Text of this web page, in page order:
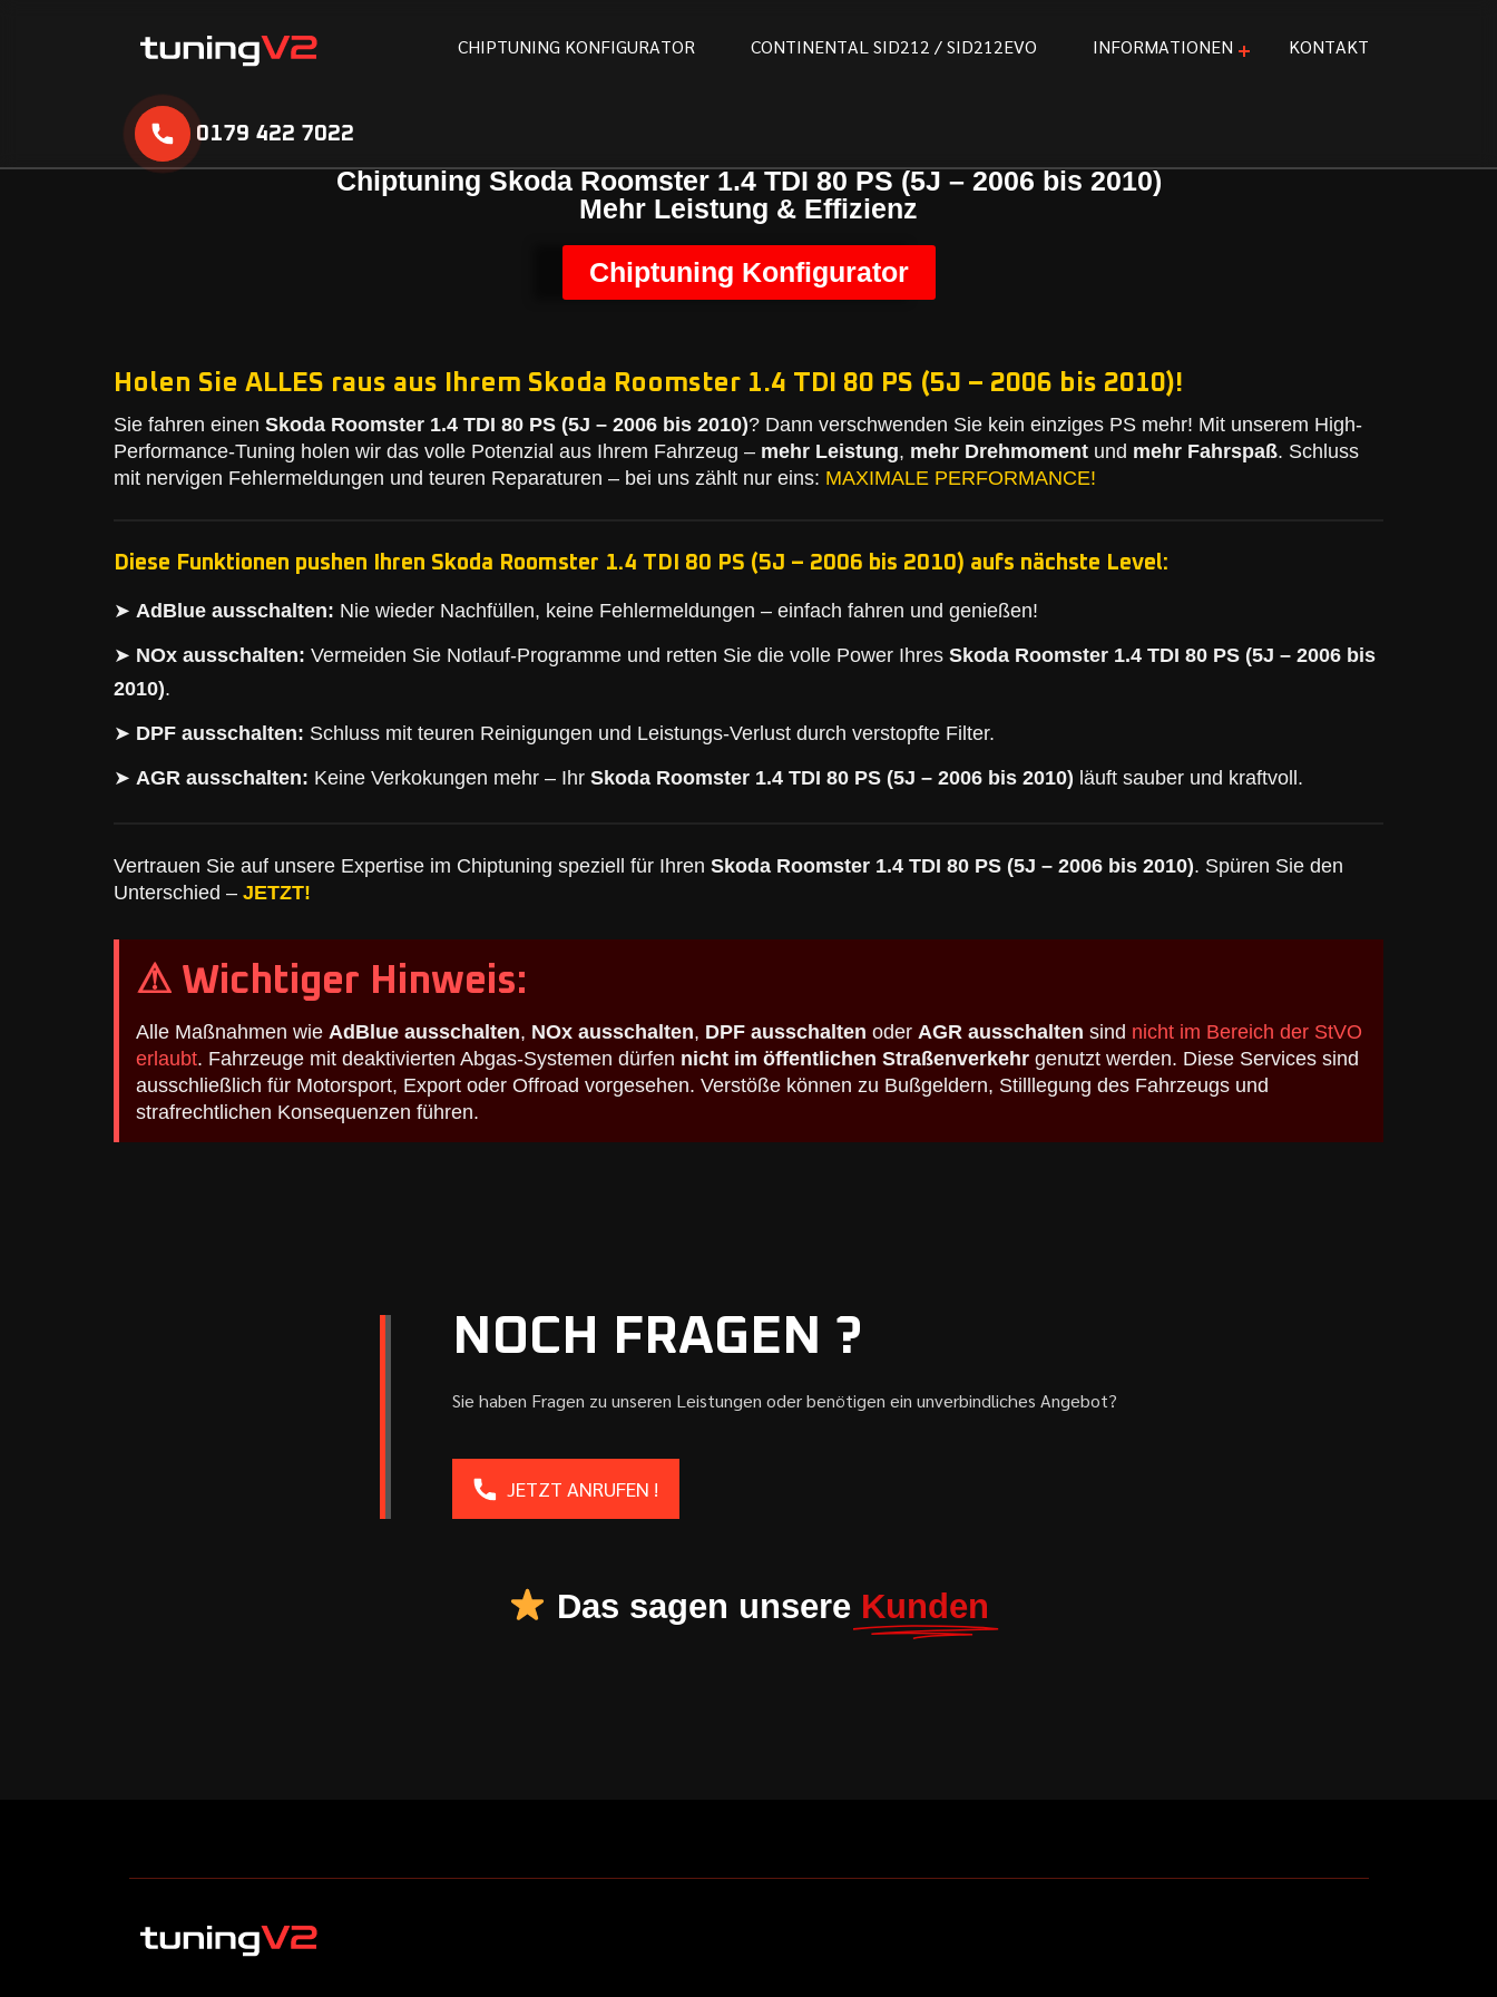
CHIPTUNING KONFIGURATOR CONTINENTAL SID21 2 / SID21 2EVO INFORMATIONEN KONTAKT
0179 422 7022
Chiptuning Skoda Roomster 1.4 TDI 80 PS (5J – 2006 bis 2010)
Mehr Leistung & Effizienz
Chiptuning Konfigurator
Holen Sie ALLES raus aus Ihrem Skoda Roomster 1.4 TDI 80 PS (5J – 2006 bis 2010)!
Sie fahren einen Skoda Roomster 1.4 TDI 80 PS (5J – 2006 bis 2010)? Dann verschwenden Sie kein einziges PS mehr! Mit unserem High-
Performance-Tuning holen wir das volle Potenzial aus Ihrem Fahrzeug – mehr Leistung, mehr Drehmoment und mehr Fahrspaß. Schluss
mit nervigen Fehlermeldungen und teuren Reparaturen – bei uns zählt nur eins: MAXIMALE PERFORMANCE!
Diese Funktionen pushen Ihren Skoda Roomster 1.4 TDI 80 PS (5J – 2006 bis 2010) aufs nächste Level:
➤ AdBlue ausschalten: Nie wieder Nachfüllen, keine Fehlermeldungen – einfach fahren und genießen!
➤ NOx ausschalten: Vermeiden Sie Notlauf-Programme und retten Sie die volle Power Ihres Skoda Roomster 1.4 TDI 80 PS (5J – 2006 bis
2010).
➤ DPF ausschalten: Schluss mit teuren Reinigungen und Leistungs-Verlust durch verstopfte Filter.
➤ AGR ausschalten: Keine Verkokungen mehr – Ihr Skoda Roomster 1.4 TDI 80 PS (5J – 2006 bis 2010) läuft sauber und kraftvoll.
Vertrauen Sie auf unsere Expertise im Chiptuning speziell für Ihren Skoda Roomster 1.4 TDI 80 PS (5J – 2006 bis 2010). Spüren Sie den
Unterschied – JETZT!
⚠ Wichtiger Hinweis:
Alle Maßnahmen wie AdBlue ausschalten, NOx ausschalten, DPF ausschalten oder AGR ausschalten sind nicht im Bereich der StVO
erlaubt. Fahrzeuge mit deaktivierten Abgas-Systemen dürfen nicht im öffentlichen Straßenverkehr genutzt werden. Diese Services sind
ausschließlich für Motorsport, Export oder Offroad vorgesehen. Verstöße können zu Bußgeldern, Stilllegung des Fahrzeugs und
strafrechtlichen Konsequenzen führen.
NOCH FRAGEN ?
Sie haben Fragen zu unseren Leistungen oder benötigen ein unverbindliches Angebot?
JETZT ANRUFEN !
Das sagen unsere Kunden